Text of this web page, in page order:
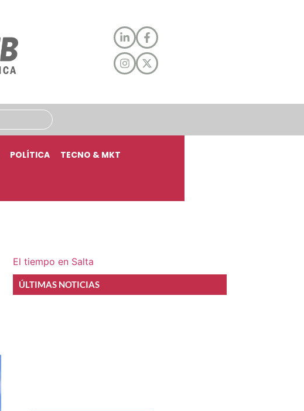
POLÍTICA TECNO & MKT
El tiempo en Salta
ÚLTIMAS NOTICIAS